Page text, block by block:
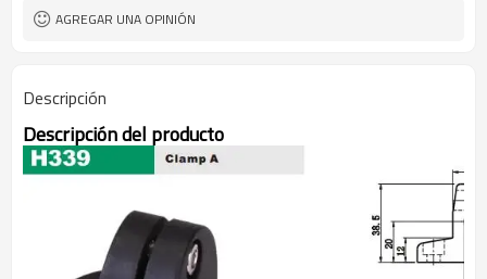
AGREGAR UNA OPINIÓN
Descripción
Descripción del producto